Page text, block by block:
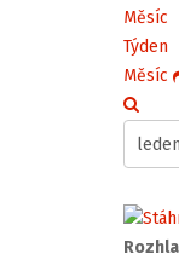
Měsíc
Týden
Měsíc